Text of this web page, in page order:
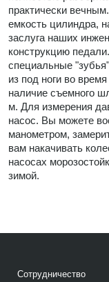
практически
емкость цилиндра,
заслуга наших
конструкцию
специальные
из под ноги во
наличие съемного
м. Для измерения
насос. Вы можете
манометром,
вам накачивать
насосах
зимой.
Сотрудничество